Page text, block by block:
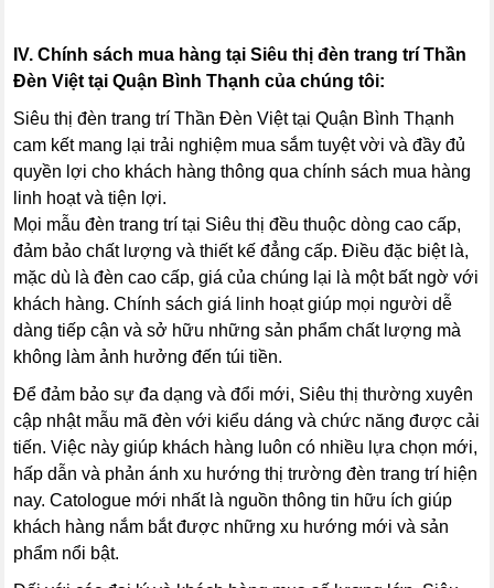
IV. Chính sách mua hàng tại Siêu thị đèn trang tríThần
Đèn Việt tại Quận Bình Thạnh của chúng tôi:
Siêu thị đèn trang trí Thần Đèn Việt tại Quận Bình Thạnh
cam kết mang lại trải nghiệm mua sắm tuyệt vời và đầy đủ
quyền lợi cho khách hàng thông qua chính sách mua hàng
linh hoạt và tiện lợi.
Mọi mẫu đèn trang trí tại Siêu thị đều thuộc dòng cao cấp,
đảm bảo chất lượng và thiết kế đẳng cấp. Điều đặc biệt là,
mặc dù là đèn cao cấp, giá của chúng lại là một bất ngờ với
khách hàng. Chính sách giá linh hoạt giúp mọi người dễ
dàng tiếp cận và sở hữu những sản phẩm chất lượng mà
không làm ảnh hưởng đến túi tiền.
Để đảm bảo sự đa dạng và đổi mới, Siêu thị thường xuyên
cập nhật mẫu mã đèn với kiểu dáng và chức năng được cải
tiến. Việc này giúp khách hàng luôn có nhiều lựa chọn mới,
hấp dẫn và phản ánh xu hướng thị trường đèn trang trí hiện
nay. Catologue mới nhất là nguồn thông tin hữu ích giúp
khách hàng nắm bắt được những xu hướng mới và sản
phẩm nổi bật.